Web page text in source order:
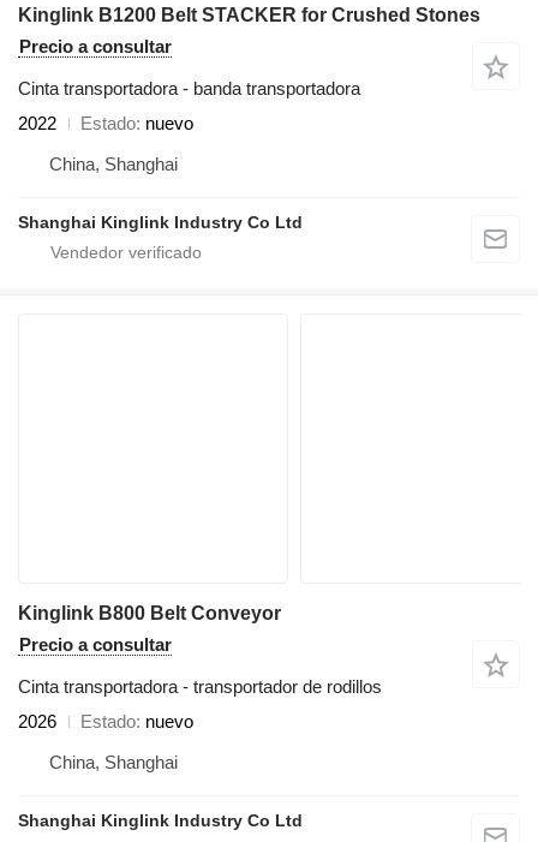
Kinglink B1200 Belt STACKER for Crushed Stones
Precio a consultar
Cinta transportadora - banda transportadora
2022
Estado nuevo
China, Shanghai
Shanghai Kinglink Industry Co Ltd
Kinglink B800 Belt Conveyor
Precio a consultar
Cinta transportadora - transportador de rodillos
2026
Estado nuevo
China, Shanghai
Shanghai Kinglink Industry Co Ltd